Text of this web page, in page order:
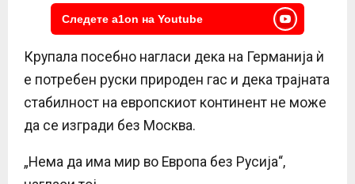
Следете a1on на Youtube
Крупала посебно нагласи дека на Германија ѝ
е потребен руски природен гас и дека трајната
стабилност на европскиот континент не може
да се изгради без Москва.
„Нема да има мир во Европа без Русија“,